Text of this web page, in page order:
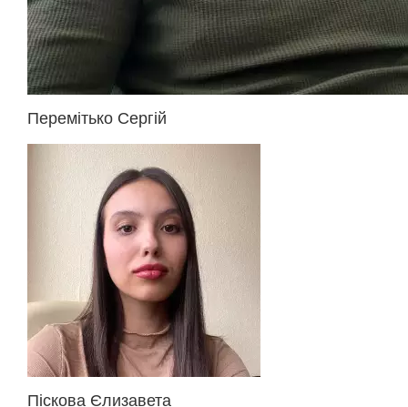
Перемітько Сергій
Піскова Єлизавета